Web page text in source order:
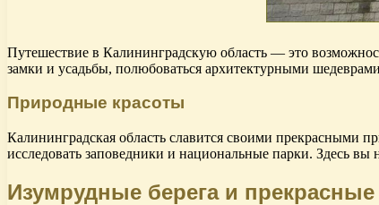
Путешествие в Калининградскую область — это
замки и усадьбы, полюбоваться архитектурными
Природные красоты
Калининградская область славится своими прекрасными
исследовать заповедники и национальные парки. Здесь
Изумрудные берега и